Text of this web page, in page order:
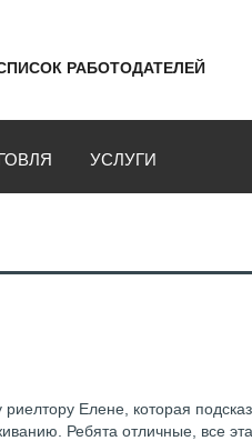
РАБОТОДАТЕЛЕЙ
УСЛУГИ
Елене, которая
Ребята отличные, все